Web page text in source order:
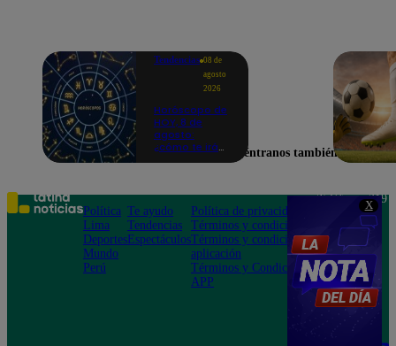
X
Tendencias 08 de
agosto
2026
Horóscopo de
HOY, 8 de
agosto:
¿cómo te iráEncuéntranos también en
Política
Lima
Deportes
Mundo
Perú
Te ayudo
Tendencias
Espectáculos
Política de privacidad
Términos y condiciones
Términos y condiciones
aplicación
Términos y Condiciones
APP
Teléfono: 219
Av. San
Felipe 968
Jesús María